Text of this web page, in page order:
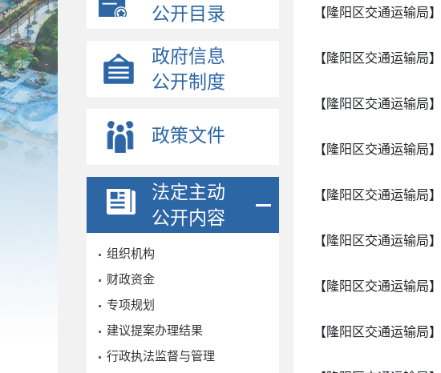
公开目录
政府信息
公开制度
政策文件
法定主动
公开内容
组织机构
财政资金
专项规划
建议提案办理结果
行政执法监督与管理
【隆阳区交通运输局】
【隆阳区交通运输局】
【隆阳区交通运输局】
【隆阳区交通运输局】
【隆阳区交通运输局】
【隆阳区交通运输局】
【隆阳区交通运输局】
【隆阳区交通运输局】